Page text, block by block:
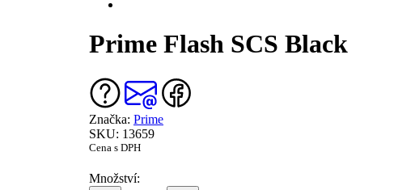
Prime Flash SCS Black
Značka: Prime
SKU: 13659
Cena s DPH
Množství: